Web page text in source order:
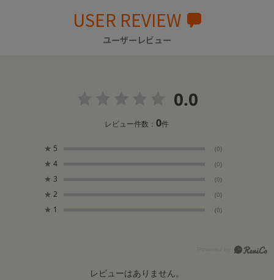
USER REVIEW
ユーザーレビュー
0.0
レビュー件数：0件
★ 5 (0)
★ 4 (0)
★ 3 (0)
★ 2 (0)
★ 1 (0)
レビューはありません。